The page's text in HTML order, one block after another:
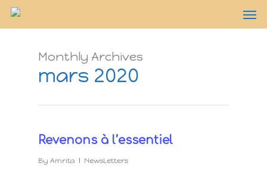
Monthly Archives
mars 2020
Revenons à l’essentiel
By Amrita NewsLetters